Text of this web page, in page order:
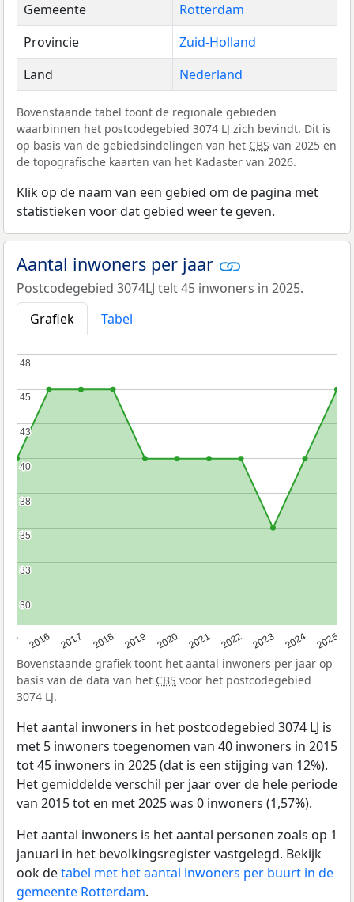
Gemeente
Rotterdam
Provincie
Zuid-Holland
Land
Nederland
Bovenstaande tabel toont de regionale gebieden
waarbinnen het postcodegebied 3074 LJ zich bevindt. Dit is
op basis van de gebiedsindelingen van het CBS van 2025 en
de topografische kaarten van het Kadaster van 2026.
Klik op de naam van een gebied om de pagina met
statistieken voor dat gebied weer te geven.
Aantal inwoners per jaar
Postcodegebied 3074LJ telt 45 inwoners in 2025.
Grafiek
Tabel
2016 2017 2018 2019 2020 2021 2022 2023 2024 2025
30
30
33
33
35
35
38
38
40
40
43
43
45
45
48
48
Bovenstaande grafiek toont het aantal inwoners per jaar op
basis van de data van het CBS voor het postcodegebied
3074 LJ.
Het aantal inwoners in het postcodegebied 3074 LJ is
met 5 inwoners toegenomen van 40 inwoners in 2015
tot 45 inwoners in 2025 (dat is een stijging van 12%).
Het gemiddelde verschil per jaar over de hele periode
van 2015 tot en met 2025 was 0 inwoners (1,57%).
Het aantal inwoners is het aantal personen zoals op 1
januari in het bevolkingsregister vastgelegd. Bekijk
ook detabel met het aantal inwoners per buurt in de
gemeente Rotterdam.